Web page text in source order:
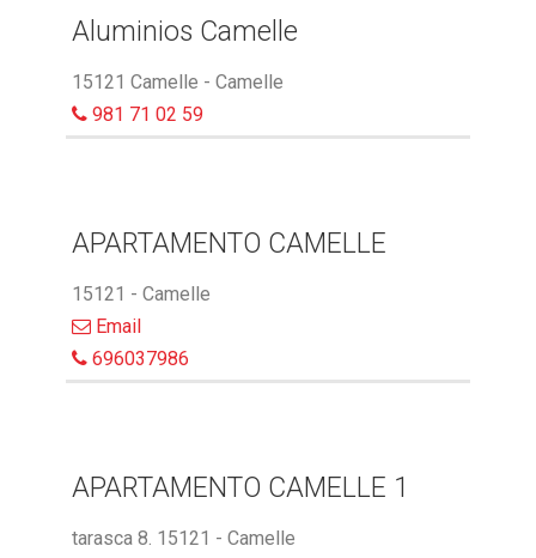
Aluminios Camelle
15121 Camelle - Camelle
981 71 02 59
APARTAMENTO CAMELLE
15121 - Camelle
Email
696037986
APARTAMENTO CAMELLE 1
tarasca 8. 15121 - Camelle